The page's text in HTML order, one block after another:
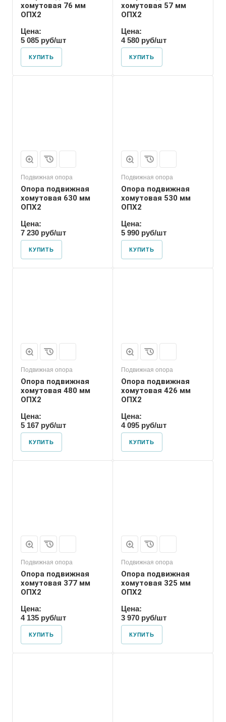
хомутовая 76 мм
ОПХ2
Цена:
5 085 руб/шт
КУПИТЬ
хомутовая 57 мм
ОПХ2
Цена:
4 580 руб/шт
КУПИТЬ
Подвижная опора
Опора подвижная
хомутовая 630 мм
ОПХ2
Цена:
7 230 руб/шт
КУПИТЬ
Подвижная опора
Опора подвижная
хомутовая 530 мм
ОПХ2
Цена:
5 990 руб/шт
КУПИТЬ
Подвижная опора
Опора подвижная
хомутовая 480 мм
ОПХ2
Цена:
5 167 руб/шт
КУПИТЬ
Подвижная опора
Опора подвижная
хомутовая 426 мм
ОПХ2
Цена:
4 095 руб/шт
КУПИТЬ
Подвижная опора
Опора подвижная
хомутовая 377 мм
ОПХ2
Цена:
4 135 руб/шт
КУПИТЬ
Подвижная опора
Опора подвижная
хомутовая 325 мм
ОПХ2
Цена:
3 970 руб/шт
КУПИТЬ